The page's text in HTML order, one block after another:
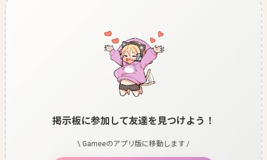
掲示板に参加して友達を見つけよう！
\ Gameeのアプリ版に移動します /